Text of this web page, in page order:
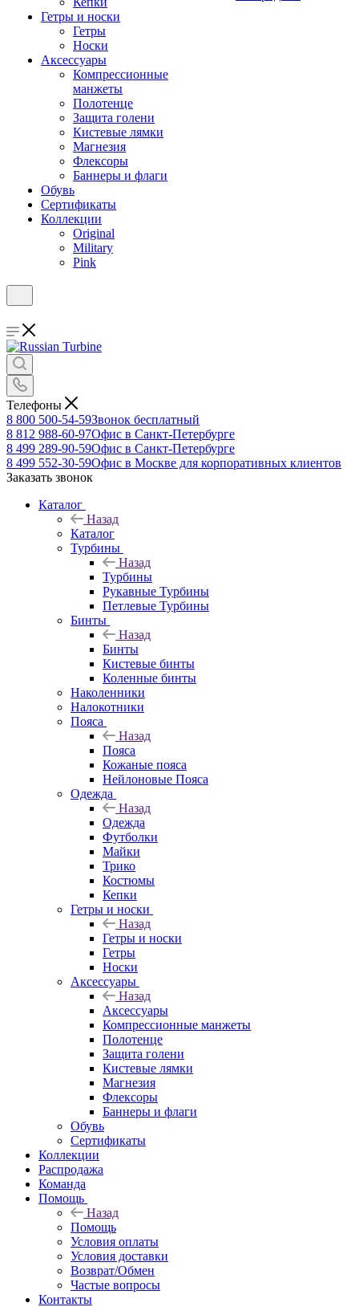
Гетры и носки
Гетры
Носки
Аксессуары
Компрессионные
манжеты
Полотенце
Защита голени
Кистевые лямки
Магнезия
Флексоры
Баннеры и флаги
Обувь
Сертификаты
Коллекции
Original
Military
Pink
Телефоны
8 800 500-54-59Звонок бесплатный
8 812 988-60-97Офис в Санкт-Петербурге
8 499 289-90-59Офис в Санкт-Петербурге
8 499 552-30-59Офис в Москве для корпоративных клиентов
Заказать звонок
Каталог
Назад
Каталог
Турбины
Назад
Турбины
Рукавные Турбины
Петлевые Турбины
Бинты
Назад
Бинты
Кистевые бинты
Коленные бинты
Наколенники
Налокотники
Пояса
Назад
Пояса
Кожаные пояса
Нейлоновые Пояса
Одежда
Назад
Одежда
Футболки
Майки
Трико
Костюмы
Кепки
Гетры и носки
Назад
Гетры и носки
Гетры
Носки
Аксессуары
Назад
Аксессуары
Компрессионные манжеты
Полотенце
Защита голени
Кистевые лямки
Магнезия
Флексоры
Баннеры и флаги
Обувь
Сертификаты
Коллекции
Распродажа
Команда
Помощь
Назад
Помощь
Условия оплаты
Условия доставки
Возврат/Обмен
Частые вопросы
Контакты